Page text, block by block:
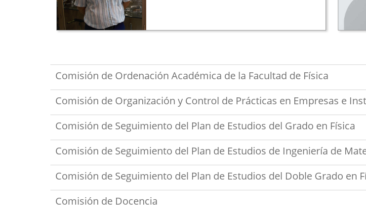
Comisión de Ordenación Académica de la Facultad de Física
Comisión de Organización y Control de Prácticas en Empresas e
Comisión de Seguimiento del Plan de Estudios del Grado en Física
Comisión de Seguimiento del Plan de Estudios de Ingeniería de
Comisión de Seguimiento del Plan de Estudios del Doble Grado en
Comisión de Docencia